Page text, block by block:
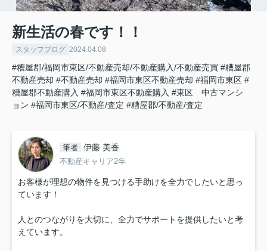
新生活の春です！！
スタッフブログ 2024.04.08
#糟屋郡/福岡市東区/不動産売却/不動産購入/不動産売買 #糟屋郡
不動産売却 #不動産売却 #福岡市東区不動産売却 #福岡市東区 #
糟屋郡不動産購入 #福岡市東区不動産購入 #東区 中古マンシ
ョン #福岡市東区/不動産/査定 #糟屋郡/不動産/査定
筆者 伊藤 美香
不動産キャリア2年
お客様が理想の物件を見つける手助けを全力でしたいと思っ
ています！
人とのつながりを大切に、全力でサポートを提供したいと考
えています。